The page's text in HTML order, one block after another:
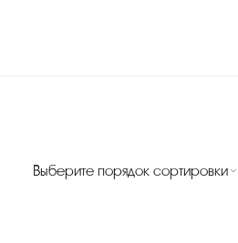
Выберите порядок сортировки